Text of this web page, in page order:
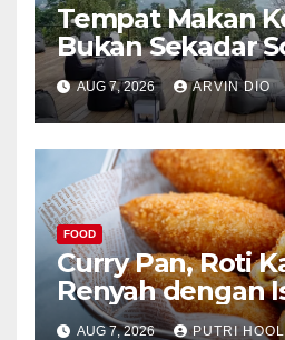
Tempat Makan
Bukan Sekadar
AUG 7, 2026 ARVIN DIO
FOOD
Curry Pan, Roti
Renyah dengan
Menggoda
AUG 7, 2026 PUTRI